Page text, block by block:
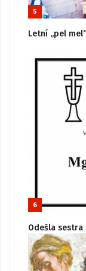
5
Letní „pel
6
Odešla